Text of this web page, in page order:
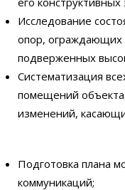
Исследование
опор, ограждающих
подверженных
Систематизация
помещений
изменений,
Подготовка плана
коммуникаций;